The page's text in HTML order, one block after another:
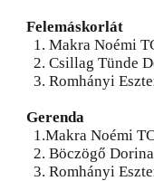
Felemáskorlát
1. Makra Noémi
2. Csillag Tünde
3. Romhányi
Gerenda
1.Makra Noémi
2. Böczögő
3. Romhányi